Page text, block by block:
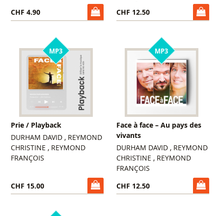
CHF 4.90 CHF 12.50
MP3
Prie / Playback
DURHAM DAVID , REYMOND
CHRISTINE , REYMOND
FRANÇOIS
CHF 15.00
MP3
Face à face – Au pays des
vivants
DURHAM DAVID , REYMOND
CHRISTINE , REYMOND
FRANÇOIS
CHF 12.50